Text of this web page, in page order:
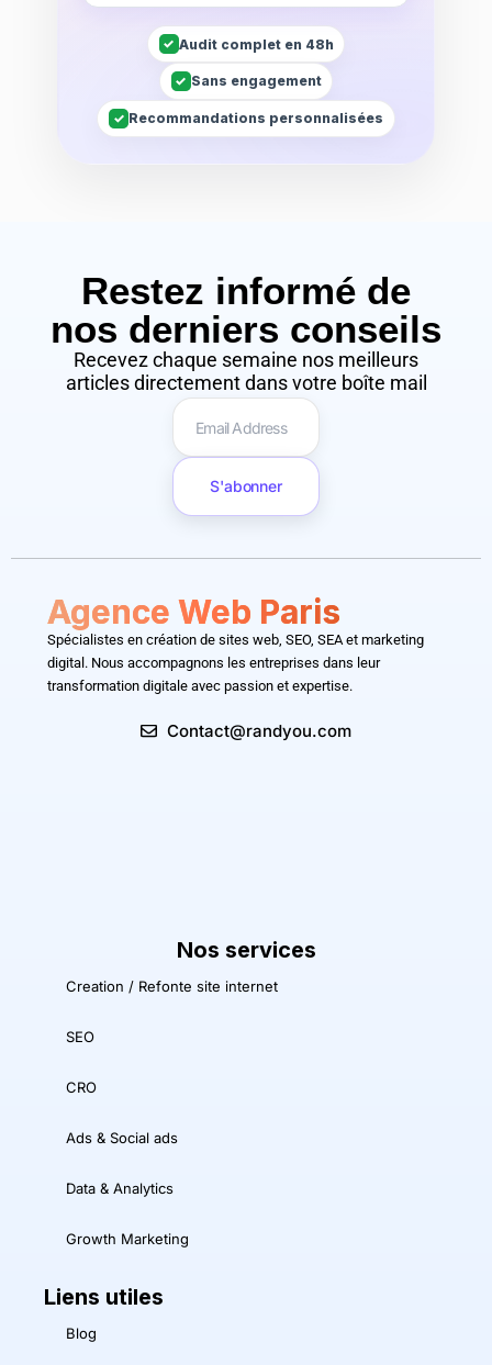
✓ Audit complet en 48h
✓ Sans engagement
✓ Recommandations personnalisées
Restez informé de
nos derniers conseils​
Recevez chaque semaine nos meilleurs
articles directement dans votre boîte mail
S'abonner
Agence Web Paris
Spécialistes en création de sites web, SEO, SEA et marketing
digital. Nous accompagnons les entreprises dans leur
transformation digitale avec passion et expertise.
Contact@randyou.com
Nos services
Creation / Refonte site internet
SEO
CRO
Ads & Social ads
Data & Analytics
Growth Marketing
Liens utiles
Blog